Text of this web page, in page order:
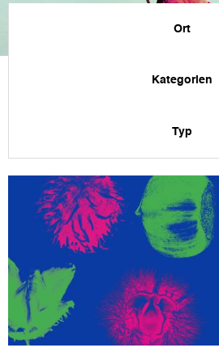
Ort
Kategorien
Typ